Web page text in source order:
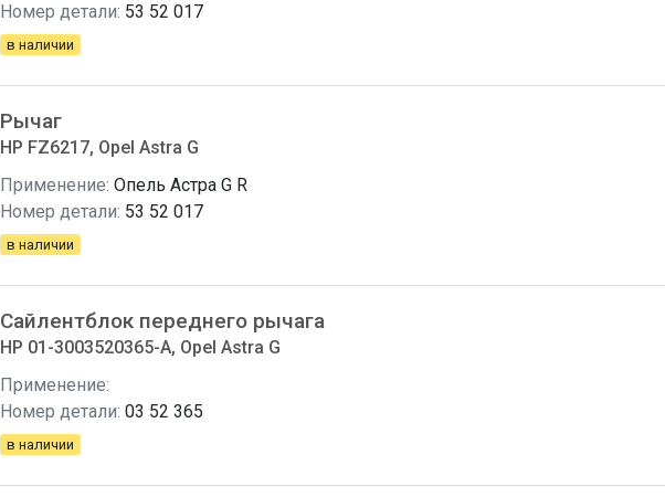
Номер детали: 53 52 017
в наличии
Рычаг
HP FZ6217, Opel Astra G
Применение: Опель Астра G R
Номер детали: 53 52 017
в наличии
Сайлентблок переднего рычага
HP 01-3003520365-A, Opel Astra G
Применение:
Номер детали: 03 52 365
в наличии